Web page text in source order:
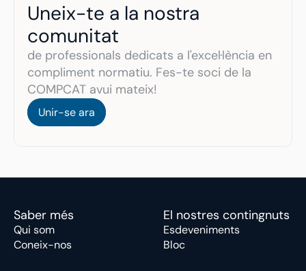
Uneix-te a la nostra
comunitat
de professionals dedicats a l'excel·lència en
compliment normatiu. Fes-te soci de la
COMPCAT avui mateix!
Unir-se ara
Unir-se ara
Saber més
Qui som
Coneix-nos
El nostres contingnuts
Esdeveniments
Bloc